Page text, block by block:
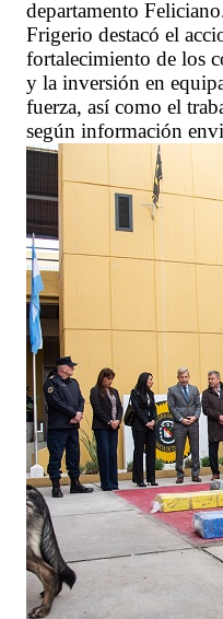
departamento
Frigerio destacó el
fortalecimiento de los
y la inversión en
fuerza, así como el
según información